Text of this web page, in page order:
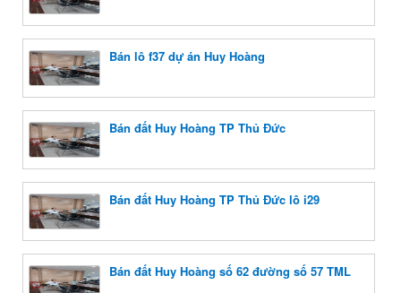
Bán lô f37 dự án Huy Hoàng
Bán đất Huy Hoàng TP Thủ Đức
Bán đất Huy Hoàng TP Thủ Đức lô i29
Bán đất Huy Hoàng số 62 đường số 57 TML